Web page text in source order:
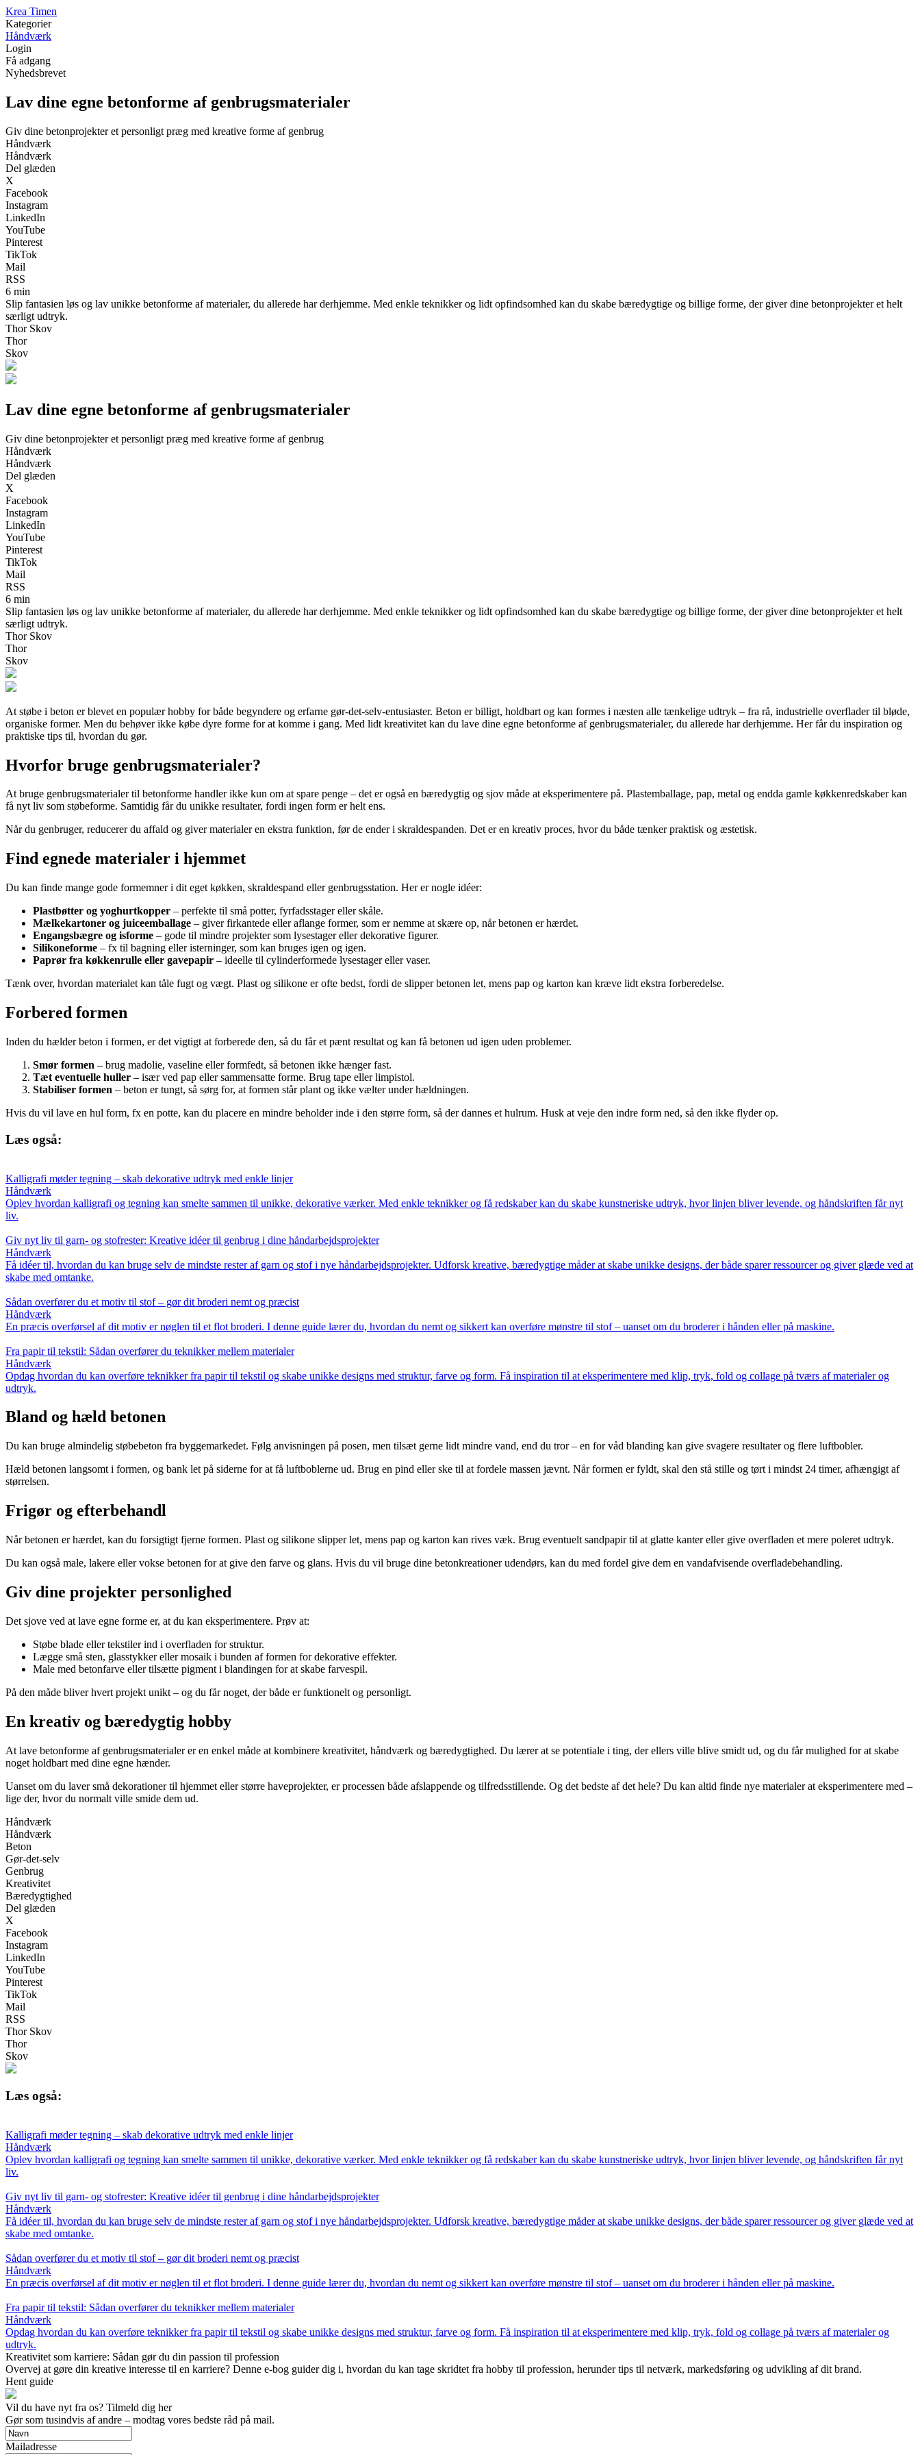
Krea Timen
Kategorier
Håndværk
Login
Få adgang
Nyhedsbrevet
Lav dine egne betonforme af genbrugsmaterialer
Giv dine betonprojekter et personligt præg med kreative forme af genbrug
Håndværk
Håndværk
Del glæden
X
Facebook
Instagram
LinkedIn
YouTube
Pinterest
TikTok
Mail
RSS
6 min
Slip fantasien løs og lav unikke betonforme af materialer, du allerede har derhjemme. Med enkle teknikker og lidt opfindsomhed kan du skabe bæredygtige og billige forme, der giver dine betonprojekter et helt
særligt udtryk.
Thor Skov
Thor
Skov
Lav dine egne betonforme af genbrugsmaterialer
Giv dine betonprojekter et personligt præg med kreative forme af genbrug
Håndværk
Håndværk
Del glæden
X
Facebook
Instagram
LinkedIn
YouTube
Pinterest
TikTok
Mail
RSS
6 min
Slip fantasien løs og lav unikke betonforme af materialer, du allerede har derhjemme. Med enkle teknikker og lidt opfindsomhed kan du skabe bæredygtige og billige forme, der giver dine betonprojekter et helt
særligt udtryk.
Thor Skov
Thor
Skov
At støbe i beton er blevet en populær hobby for både begyndere og erfarne gør-det-selv-entusiaster. Beton er billigt, holdbart og kan formes i næsten alle tænkelige udtryk – fra rå, industrielle overflader til bløde,
organiske former. Men du behøver ikke købe dyre forme for at komme i gang. Med lidt kreativitet kan du lave dine egne betonforme af genbrugsmaterialer, du allerede har derhjemme. Her får du inspiration og
praktiske tips til, hvordan du gør.
Hvorfor bruge genbrugsmaterialer?
At bruge genbrugsmaterialer til betonforme handler ikke kun om at spare penge – det er også en bæredygtig og sjov måde at eksperimentere på. Plastemballage, pap, metal og endda gamle køkkenredskaber kan
få nyt liv som støbeforme. Samtidig får du unikke resultater, fordi ingen form er helt ens.
Når du genbruger, reducerer du affald og giver materialer en ekstra funktion, før de ender i skraldespanden. Det er en kreativ proces, hvor du både tænker praktisk og æstetisk.
Find egnede materialer i hjemmet
Du kan finde mange gode formemner i dit eget køkken, skraldespand eller genbrugsstation. Her er nogle idéer:
Plastbøtter og yoghurtkopper – perfekte til små potter, fyrfadsstager eller skåle.
Mælkekartoner og juiceemballage – giver firkantede eller aflange former, som er nemme at skære op, når betonen er hærdet.
Engangsbægre og isforme – gode til mindre projekter som lysestager eller dekorative figurer.
Silikoneforme – fx til bagning eller isterninger, som kan bruges igen og igen.
Paprør fra køkkenrulle eller gavepapir – ideelle til cylinderformede lysestager eller vaser.
Tænk over, hvordan materialet kan tåle fugt og vægt. Plast og silikone er ofte bedst, fordi de slipper betonen let, mens pap og karton kan kræve lidt ekstra forberedelse.
Forbered formen
Inden du hælder beton i formen, er det vigtigt at forberede den, så du får et pænt resultat og kan få betonen ud igen uden problemer.
Smør formen – brug madolie, vaseline eller formfedt, så betonen ikke hænger fast.
Tæt eventuelle huller – især ved pap eller sammensatte forme. Brug tape eller limpistol.
Stabiliser formen – beton er tungt, så sørg for, at formen står plant og ikke vælter under hældningen.
Hvis du vil lave en hul form, fx en potte, kan du placere en mindre beholder inde i den større form, så der dannes et hulrum. Husk at veje den indre form ned, så den ikke flyder op.
Læs også:
Kalligrafi møder tegning – skab dekorative udtryk med enkle linjer
Håndværk
Oplev hvordan kalligrafi og tegning kan smelte sammen til unikke, dekorative værker. Med enkle teknikker og få redskaber kan du skabe kunstneriske udtryk, hvor linjen bliver levende, og håndskriften får nyt
liv.
Giv nyt liv til garn- og stofrester: Kreative idéer til genbrug i dine håndarbejdsprojekter
Håndværk
Få idéer til, hvordan du kan bruge selv de mindste rester af garn og stof i nye håndarbejdsprojekter. Udforsk kreative, bæredygtige måder at skabe unikke designs, der både sparer ressourcer og giver glæde ved at
skabe med omtanke.
Sådan overfører du et motiv til stof – gør dit broderi nemt og præcist
Håndværk
En præcis overførsel af dit motiv er nøglen til et flot broderi. I denne guide lærer du, hvordan du nemt og sikkert kan overføre mønstre til stof – uanset om du broderer i hånden eller på maskine.
Fra papir til tekstil: Sådan overfører du teknikker mellem materialer
Håndværk
Opdag hvordan du kan overføre teknikker fra papir til tekstil og skabe unikke designs med struktur, farve og form. Få inspiration til at eksperimentere med klip, tryk, fold og collage på tværs af materialer og
udtryk.
Bland og hæld betonen
Du kan bruge almindelig støbebeton fra byggemarkedet. Følg anvisningen på posen, men tilsæt gerne lidt mindre vand, end du tror – en for våd blanding kan give svagere resultater og flere luftbobler.
Hæld betonen langsomt i formen, og bank let på siderne for at få luftboblerne ud. Brug en pind eller ske til at fordele massen jævnt. Når formen er fyldt, skal den stå stille og tørt i mindst 24 timer, afhængigt af
størrelsen.
Frigør og efterbehandl
Når betonen er hærdet, kan du forsigtigt fjerne formen. Plast og silikone slipper let, mens pap og karton kan rives væk. Brug eventuelt sandpapir til at glatte kanter eller give overfladen et mere poleret udtryk.
Du kan også male, lakere eller vokse betonen for at give den farve og glans. Hvis du vil bruge dine betonkreationer udendørs, kan du med fordel give dem en vandafvisende overfladebehandling.
Giv dine projekter personlighed
Det sjove ved at lave egne forme er, at du kan eksperimentere. Prøv at:
Støbe blade eller tekstiler ind i overfladen for struktur.
Lægge små sten, glasstykker eller mosaik i bunden af formen for dekorative effekter.
Male med betonfarve eller tilsætte pigment i blandingen for at skabe farvespil.
På den måde bliver hvert projekt unikt – og du får noget, der både er funktionelt og personligt.
En kreativ og bæredygtig hobby
At lave betonforme af genbrugsmaterialer er en enkel måde at kombinere kreativitet, håndværk og bæredygtighed. Du lærer at se potentiale i ting, der ellers ville blive smidt ud, og du får mulighed for at skabe
noget holdbart med dine egne hænder.
Uanset om du laver små dekorationer til hjemmet eller større haveprojekter, er processen både afslappende og tilfredsstillende. Og det bedste af det hele? Du kan altid finde nye materialer at eksperimentere med –
lige der, hvor du normalt ville smide dem ud.
Håndværk
Håndværk
Beton
Gør-det-selv
Genbrug
Kreativitet
Bæredygtighed
Del glæden
X
Facebook
Instagram
LinkedIn
YouTube
Pinterest
TikTok
Mail
RSS
Thor Skov
Thor
Skov
Læs også:
Kalligrafi møder tegning – skab dekorative udtryk med enkle linjer
Håndværk
Oplev hvordan kalligrafi og tegning kan smelte sammen til unikke, dekorative værker. Med enkle teknikker og få redskaber kan du skabe kunstneriske udtryk, hvor linjen bliver levende, og håndskriften får nyt
liv.
Giv nyt liv til garn- og stofrester: Kreative idéer til genbrug i dine håndarbejdsprojekter
Håndværk
Få idéer til, hvordan du kan bruge selv de mindste rester af garn og stof i nye håndarbejdsprojekter. Udforsk kreative, bæredygtige måder at skabe unikke designs, der både sparer ressourcer og giver glæde ved at
skabe med omtanke.
Sådan overfører du et motiv til stof – gør dit broderi nemt og præcist
Håndværk
En præcis overførsel af dit motiv er nøglen til et flot broderi. I denne guide lærer du, hvordan du nemt og sikkert kan overføre mønstre til stof – uanset om du broderer i hånden eller på maskine.
Fra papir til tekstil: Sådan overfører du teknikker mellem materialer
Håndværk
Opdag hvordan du kan overføre teknikker fra papir til tekstil og skabe unikke designs med struktur, farve og form. Få inspiration til at eksperimentere med klip, tryk, fold og collage på tværs af materialer og
udtryk.
Kreativitet som karriere: Sådan gør du din passion til profession
Overvej at gøre din kreative interesse til en karriere? Denne e-bog guider dig i, hvordan du kan tage skridtet fra hobby til profession, herunder tips til netværk, markedsføring og udvikling af dit brand.
Hent guide
Vil du have nyt fra os? Tilmeld dig her
Gør som tusindvis af andre – modtag vores bedste råd på mail.
Mailadresse